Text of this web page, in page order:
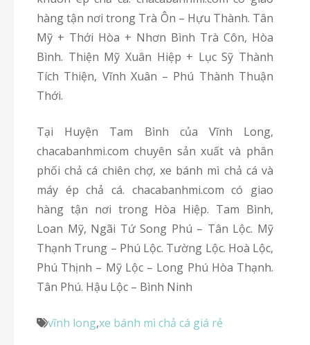
hàng tận nơi trong Trà Ôn – Hựu Thành. Tân
Mỹ + Thới Hòa + Nhơn Bình Trà Côn, Hòa
Bình. Thiện Mỹ Xuân Hiệp + Lục Sỹ Thành
Tích Thiện, Vĩnh Xuân – Phú Thành Thuận
Thới.
Tại Huyện Tam Bình của Vĩnh Long,
chacabanhmi.com chuyên sản xuất và phân
phối chả cá chiên chợ, xe bánh mì chả cá và
máy ép chả cá. chacabanhmi.com có giao
hàng tận nơi trong Hòa Hiệp. Tam Bình,
Loan Mỹ, Ngãi Tứ Song Phú – Tân Lộc. Mỹ
Thạnh Trung – Phú Lộc. Tường Lộc. Hoà Lộc,
Phú Thịnh – Mỹ Lộc – Long Phú Hòa Thạnh.
Tân Phú. Hậu Lộc – Bình Ninh
vĩnh long,xe bánh mì chả cá giá rẻ